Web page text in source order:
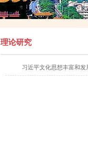
理论研究
习近平文化思想丰富和